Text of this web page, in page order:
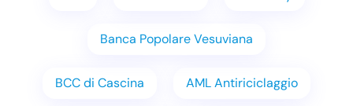
Banca Popolare Vesuviana
BCC di Cascina AML Antiriciclaggio